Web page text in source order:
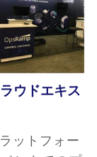
ウドエキス
ットフォー